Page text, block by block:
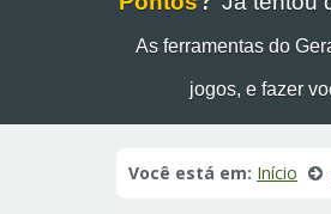
As ferramentas do
jogos, e fazer
Você está em: Início